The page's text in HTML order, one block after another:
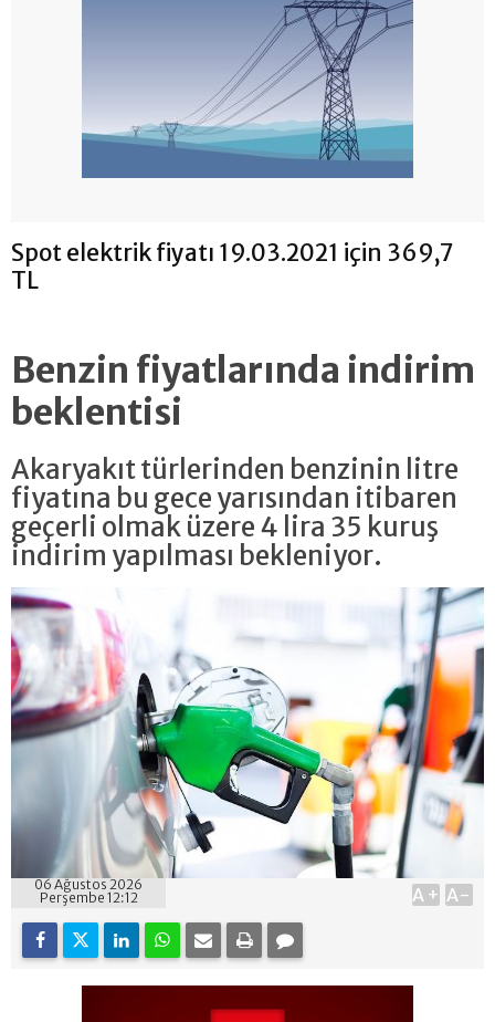
Spot elektrik fiyatı 19.03.2021 için 369,7
TL
Benzin fiyatlarında indirim
beklentisi
Akaryakıt türlerinden benzinin litre
fiyatına bu gece yarısından itibaren
geçerli olmak üzere 4 lira 35 kuruş
indirim yapılması bekleniyor.
06 Ağustos 2026
Perşembe 12:12
A+ A-